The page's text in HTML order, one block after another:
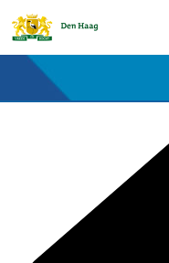
Bronnen en collecties